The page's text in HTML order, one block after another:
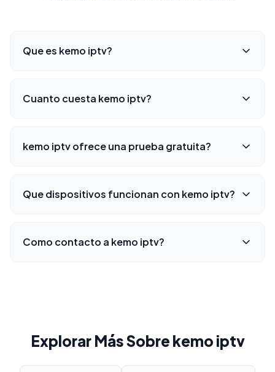
Que es kemo iptv?
Cuanto cuesta kemo iptv?
kemo iptv ofrece una prueba gratuita?
Que dispositivos funcionan con kemo iptv?
Como contacto a kemo iptv?
Explorar Más Sobre kemo iptv